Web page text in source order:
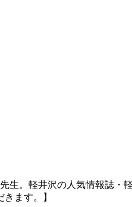
生。軽井沢の人気情報誌
ます。】